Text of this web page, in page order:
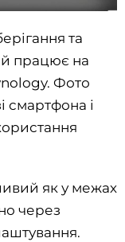
та
працює на
Фото
смартфона і
як у межах
через